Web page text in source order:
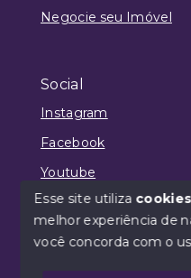
Negocie seu Imóvel
Social
Instagram
Facebook
Youtube
© Copyright 2026 -
Olá!
Esse site utiliza cookies
melhor experiência de
você concorda com o